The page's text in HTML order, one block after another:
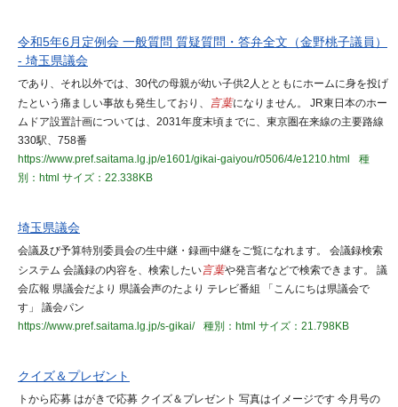
令和5年6月定例会 一般質問 質疑質問・答弁全文（金野桃子議員）
- 埼玉県議会
であり、それ以外では、30代の母親が幼い子供2人とともにホームに身を投げ
たという痛ましい事故も発生しており、
言葉になりません。 JR東日本のホー
ムドア設置計画については、2031年度末頃までに、東京圏在来線の主要路線
330駅、758番
https://www.pref.saitama.lg.jp/e1601/gikai-gaiyou/r0506/4/e1210.html
種
別：html サイズ：22.338KB
埼玉県議会
会議及び予算特別委員会の生中継・録画中継をご覧になれます。 会議録検索
システム 会議録の内容を、検索したい言葉や発言者などで検索できます。 議
会広報 県議会だより 県議会声のたより テレビ番組 「こんにちは県議会で
す」 議会パン
https://www.pref.saitama.lg.jp/s-gikai/
種別：html サイズ：21.798KB
クイズ＆プレゼント
トから応募 はがきで応募 クイズ＆プレゼント 写真はイメージです 今月号の